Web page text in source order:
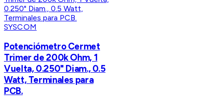
SYSCOM
Potenciómetro Cermet
Trimer de 200k Ohm, 1
Vuelta, 0.250" Diam., 0.5
Watt, Terminales para
PCB.